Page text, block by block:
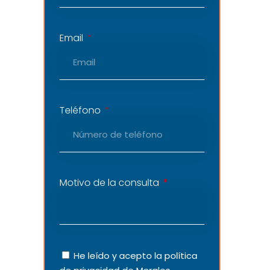
Email
Teléfono
Motivo de la consulta
He leído y acepto lapolítica